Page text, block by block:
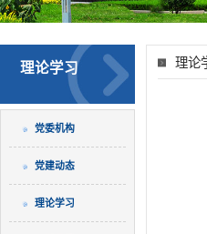
理论学习
党委机构
党建动态
理论学习
理论